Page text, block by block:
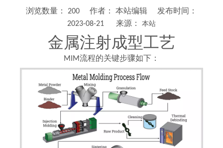
浏览数量： 200 作者： 本站编辑 发布时间：
2023-08-21 来源： 本站
["wechat","weibo","qzone","douban","email"]
金属注射成型工艺
MIM流程的关键步骤如下：